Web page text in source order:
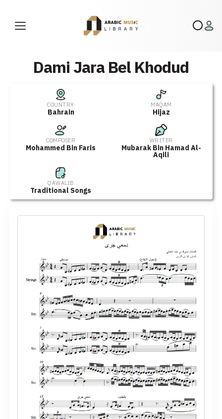
Dami Jara Bel Khodud
COUNTRY
Bahrain
MAQAM
Hijaz
COMPOSER
Mohammed Bin Faris
WRITER
Mubarak Bin Hamad Al-
Aqili
QAWALIB
Traditional Songs